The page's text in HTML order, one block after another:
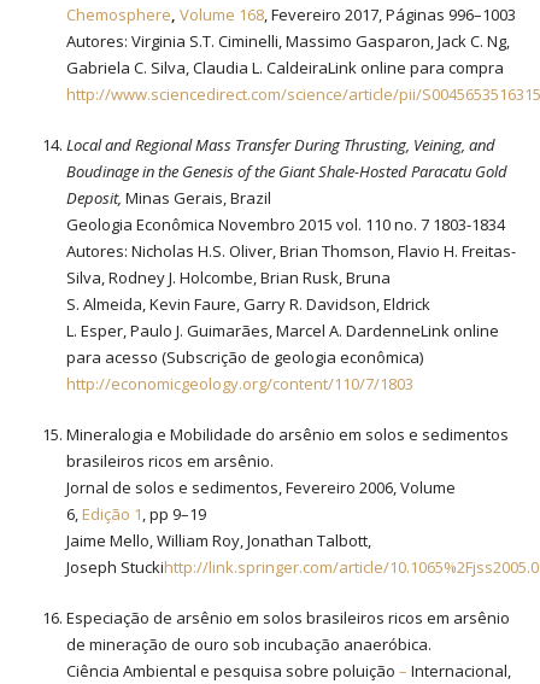
Chemosphere, Volume 168, Fevereiro 2017, Páginas 996–1003
Autores: Virginia S.T. Ciminelli, Massimo Gasparon, Jack C. Ng,
Gabriela C. Silva, Claudia L. CaldeiraLink online para compra
http://www.sciencedirect.com/science/article/pii/
Local and Regional Mass Transfer During Thrusting, Veining, and
Boudinage in the Genesis of the Giant Shale-Hosted Paracatu Gold
Deposit, Minas Gerais, Brazil
Geologia Econômica Novembro 2015 vol. 110 no. 7 1803-1834
Autores: Nicholas H.S. Oliver, Brian Thomson, Flavio H. Freitas-
Silva, Rodney J. Holcombe, Brian Rusk, Bruna
S. Almeida, Kevin Faure, Garry R. Davidson, Eldrick
L. Esper, Paulo J. Guimarães, Marcel A. DardenneLink online
para acesso (Subscrição de geologia econômica)
http://economicgeology.org/content/110/7/1803
Mineralogia e Mobilidade do arsênio em solos e sedimentos
brasileiros ricos em arsênio.
Jornal de solos e sedimentos, Fevereiro 2006, Volume
6, Edição 1, pp 9–19
Jaime Mello, William Roy, Jonathan Talbott,
Joseph Stuckihttp://link.springer.com/article/
Especiação de arsênio em solos brasileiros ricos em arsênio
de mineração de ouro sob incubação anaeróbica.
Ciência Ambiental e pesquisa sobre poluição – Internacional,